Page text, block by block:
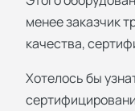
менее заказчик
качества,
Хотелось бы